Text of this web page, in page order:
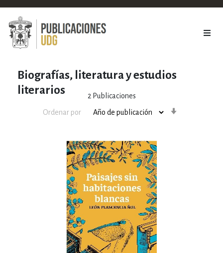
Biografías, literatura y estudios
literarios
2 Publicaciones
Ordenar por